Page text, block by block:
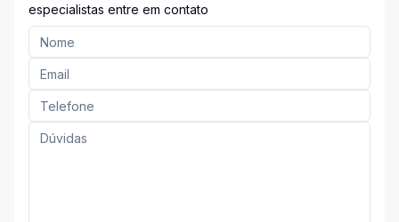
especialistas entre em contato